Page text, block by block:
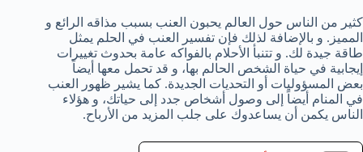
كثير من الناس حول العالم يحبون العنب بسبب مذاقه الرائع و
المميز. و بالإضافة لذلك فإن تفسير العنب في الحلم يمثل
طاقة جيدة لك. و تتنبأ الأحلام بالفواكه عامة بحدوث تغييرات
إيجابية في حياة الشخص الحالم بها، و قد تحمل معها أيضاً
بعض المسؤوليات أو التحديات الجديدة. كما يشير ظهور العنب
في المنام أيضاً إلى وصول أشخاص جدد إلى حياتك، و هؤلاء
الناس يكمن أن يساعدوك على جلب المزيد من الأرباح.